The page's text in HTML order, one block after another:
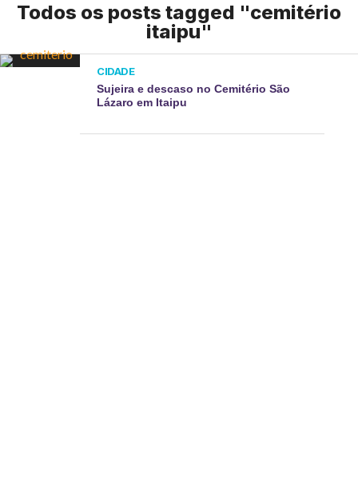
Todos os posts tagged "cemitério
itaipu"
CIDADE
Sujeira e descaso no Cemitério São
Lázaro em Itaipu